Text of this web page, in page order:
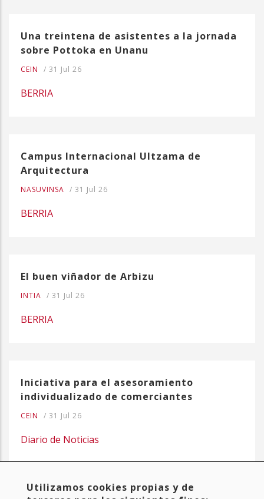
Una treintena de asistentes a la jornada
sobre Pottoka en Unanu
CEIN / 31 Jul 26
BERRIA
Campus Internacional Ultzama de
Arquitectura
NASUVINSA / 31 Jul 26
BERRIA
El buen viñador de Arbizu
INTIA / 31 Jul 26
BERRIA
Iniciativa para el asesoramiento
individualizado de comerciantes
CEIN / 31 Jul 26
Diario de Noticias
Paginación
Primera
« Primera
Página
‹ Anterior Page
1 Page
2
Página
3
Utilizamos cookies propias y de